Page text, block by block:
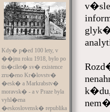
Kdy� p�ed 100 lety, v
��jnu roku 1918, bylo po
tis�cilet� sv� existence
zru�eno Kr�lovstv�
�esk� a Markrabstv�
moravsk� - a v Praze byla
vyhl�ena
�eskoslovensk� republika